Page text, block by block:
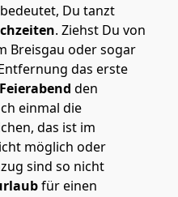
Du tanzt
. Ziehst Du von
Breisgau oder sogar
das erste
Feierabend den
einmal die
das ist im
möglich oder
sind so nicht
für einen